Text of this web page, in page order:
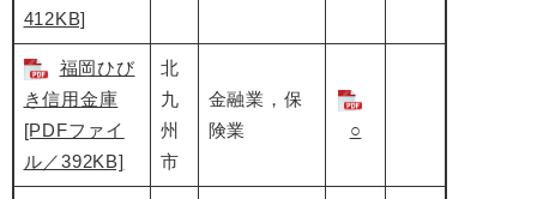
412KB]
福岡ひび
き信用金庫
[PDFファイ
ル／392KB]
北
九
州
市
金融業，保
険業
○